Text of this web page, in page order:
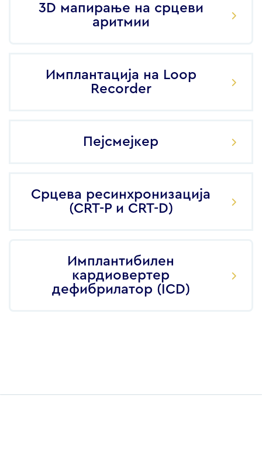
3D мапирање на срцеви
аритмии
Имплантација на Loop
Recorder
Пејсмејкер
Срцева ресинхронизација
(CRT-P и CRT-D)
Имплантибилен
кардиовертер
дефибрилатор (ICD)